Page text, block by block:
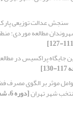
سنجش عدالت توزیعی
مطالعه موردی: منطقه ۱
جایگاه پراکسیس در
موثر بر الگوی مصرف
شهر تهران